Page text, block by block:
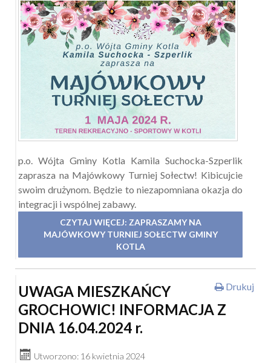
p.o. Wójta Gminy Kotla Kamila Suchocka-Szperlik
zaprasza na Majówkowy Turniej Sołectw! Kibicujcie
swoim drużynom. Będzie to niezapomniana okazja do
integracji i wspólnej zabawy.
CZYTAJ WIĘCEJ: ZAPRASZAMY NA
MAJÓWKOWY TURNIEJ SOŁECTW GMINY
KOTLA
UWAGA MIESZKAŃCY
GROCHOWIC! INFORMACJA Z
DNIA 16.04.2024 r.
Utworzono: 16 kwietnia 2024
Drukuj